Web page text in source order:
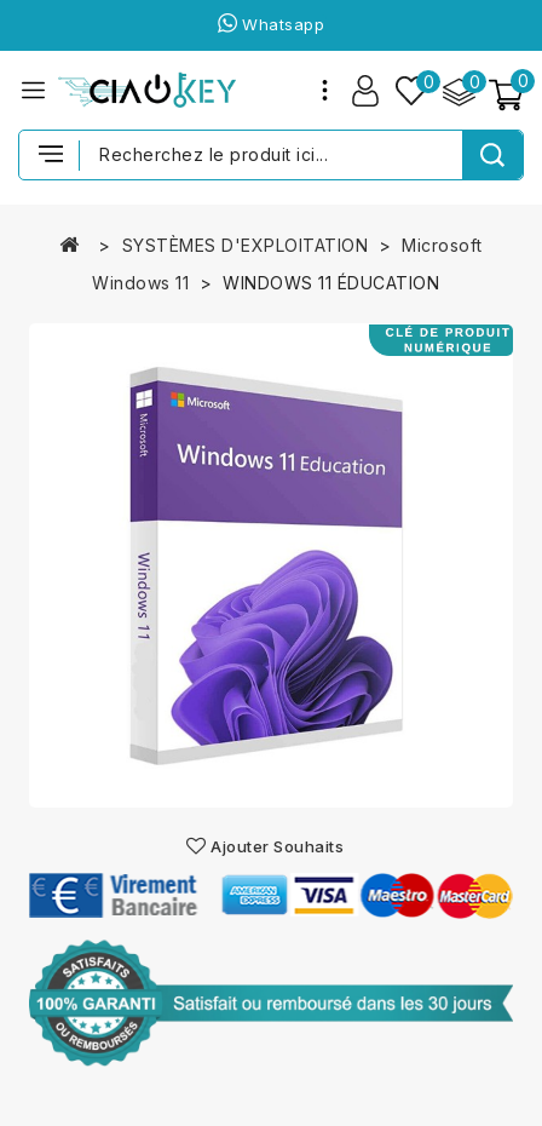
Whatsapp
0
0
0
SYSTÈMES D'EXPLOITATION
Microsoft
Windows 11
WINDOWS 11 ÉDUCATION
Ajouter Souhaits